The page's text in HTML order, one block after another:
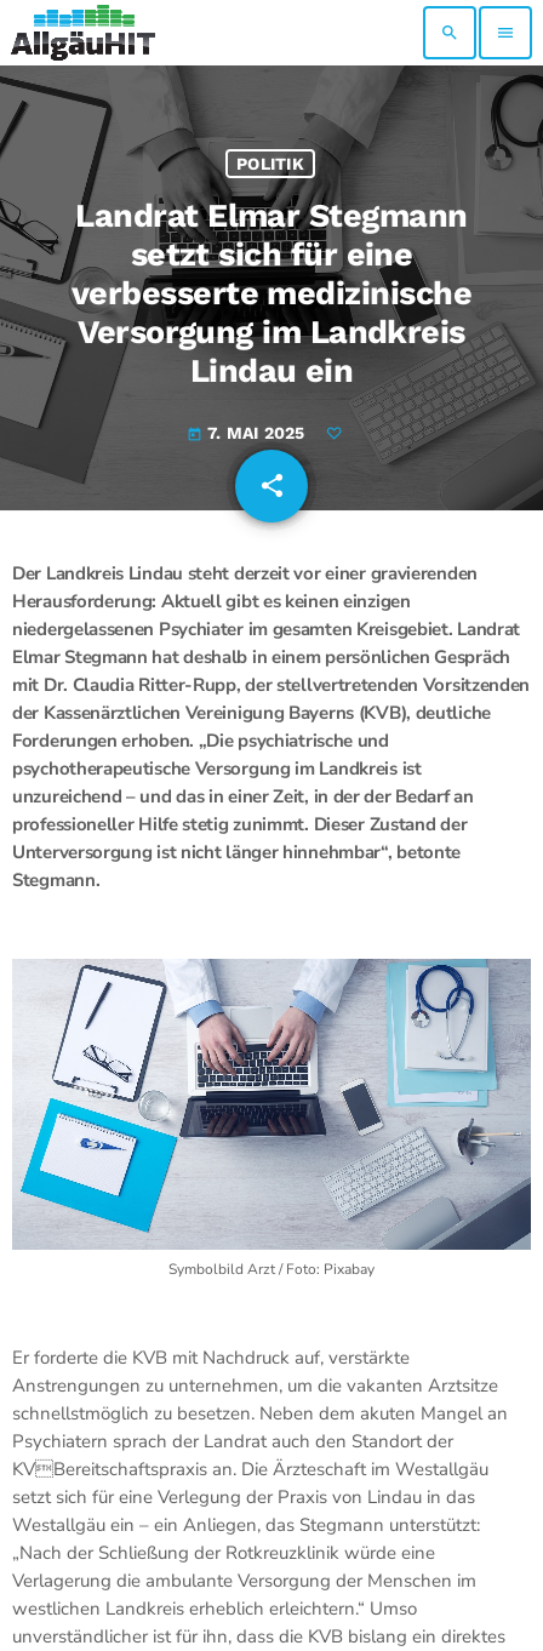
search menu
POLITIK
Landrat Elmar Stegmann
setzt sich für eine
verbesserte medizinische
Versorgung im Landkreis
Lindau ein
today 7. MAI 2025
share
email
Der Landkreis Lindau steht derzeit vor einer gravierenden
Herausforderung: Aktuell gibt es keinen einzigen
niedergelassenen Psychiater im gesamten Kreisgebiet. Landrat
Elmar Stegmann hat deshalb in einem persönlichen Gespräch
mit Dr. Claudia Ritter-Rupp, der stellvertretenden Vorsitzenden
der Kassenärztlichen Vereinigung Bayerns (KVB), deutliche
Forderungen erhoben. „Die psychiatrische und
psychotherapeutische Versorgung im Landkreis ist
unzureichend – und das in einer Zeit, in der der Bedarf an
professioneller Hilfe stetig zunimmt. Dieser Zustandder
Unterversorgung ist nicht länger hinnehmbar“, betonte
Stegmann.
Symbolbild Arzt / Foto: Pixabay
Er forderte die KVB mit Nachdruck auf, verstärkte
Anstrengungen zu unternehmen, um die vakanten Arztsitze
schnellstmöglich zu besetzen. Neben dem akuten Mangel an
Psychiatern sprach der Landrat auch den Standort der
KVBereitschaftspraxis an. Die Ärzteschaft im Westallgäu
setzt sich für eine Verlegung der Praxis von Lindau in das
Westallgäu ein – ein Anliegen, das Stegmann unterstützt:
„Nach der Schließung der Rotkreuzklinik würde eine
Verlagerung die ambulante Versorgung der Menschen im
westlichen Landkreis erheblich erleichtern.“ Umso
unverständlicher ist für ihn, dass die KVB bislang ein direktes